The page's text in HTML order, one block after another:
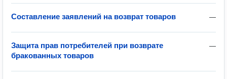
—
Составление заявлений на возврат товаров
—
Защита прав потребителей при возврате
бракованных товаров